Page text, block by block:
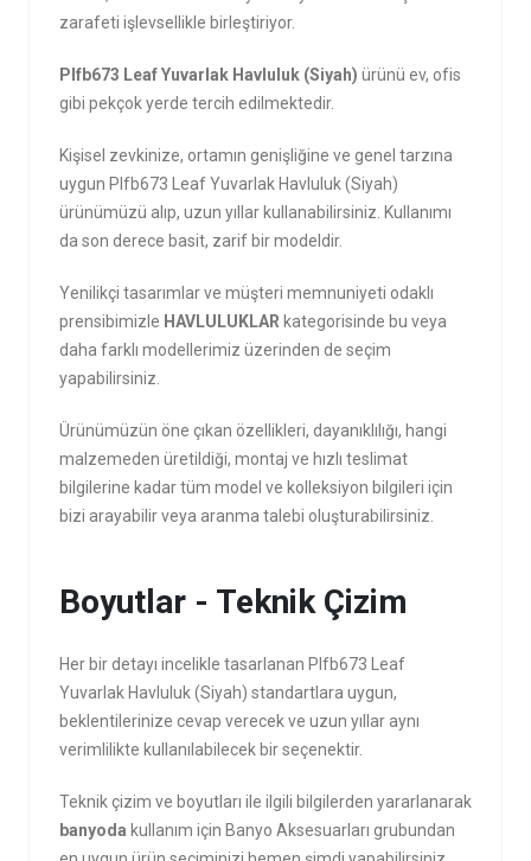
zarafeti işlevsellikle birleştiriyor.
Plfb673 Leaf Yuvarlak Havluluk (Siyah) ürünü ev, ofis
gibi pekçok yerde tercih edilmektedir.
Kişisel zevkinize, ortamın genişliğine ve genel tarzına
uygun Plfb673 Leaf Yuvarlak Havluluk (Siyah)
ürünümüzü alıp, uzun yıllar kullanabilirsiniz. Kullanımı
da son derece basit, zarif bir modeldir.
Yenilikçi tasarımlar ve müşteri memnuniyeti odaklı
prensibimizle HAVLULUKLAR kategorisinde bu veya
daha farklı modellerimiz üzerinden de seçim
yapabilirsiniz.
Ürünümüzün öne çıkan özellikleri, dayanıklılığı, hangi
malzemeden üretildiği, montaj ve hızlı teslimat
bilgilerine kadar tüm model ve kolleksiyon bilgileri için
bizi arayabilir veya aranma talebi oluşturabilirsiniz.
Boyutlar - Teknik Çizim
Her bir detayı incelikle tasarlanan Plfb673 Leaf
Yuvarlak Havluluk (Siyah) standartlara uygun,
beklentilerinize cevap verecek ve uzun yıllar aynı
verimlilikte kullanılabilecek bir seçenektir.
Teknik çizim ve boyutları ile ilgili bilgilerden yararlanarak
banyoda kullanım için Banyo Aksesuarları grubundan